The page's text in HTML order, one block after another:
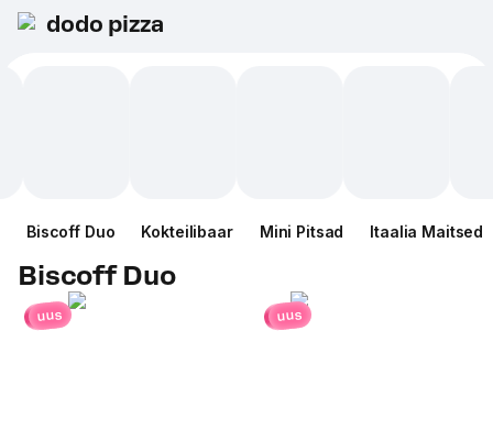
dodo pizza
Biscoff Duo Kokteilibaar Mini Pitsad Itaalia Maitsed
Biscoff Duo
uus uus